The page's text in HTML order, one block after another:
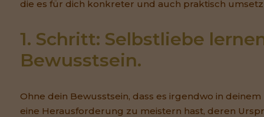
die es für dich konkreter und auch praktisch
1. Schritt: Selbstliebe
Bewusstsein.
Ohne dein Bewusstsein, dass es irgendwo in
eine Herausforderung zu meistern hast, deren